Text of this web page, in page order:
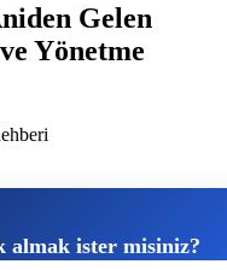
Gelen
Yönetme
almak ister misiniz?